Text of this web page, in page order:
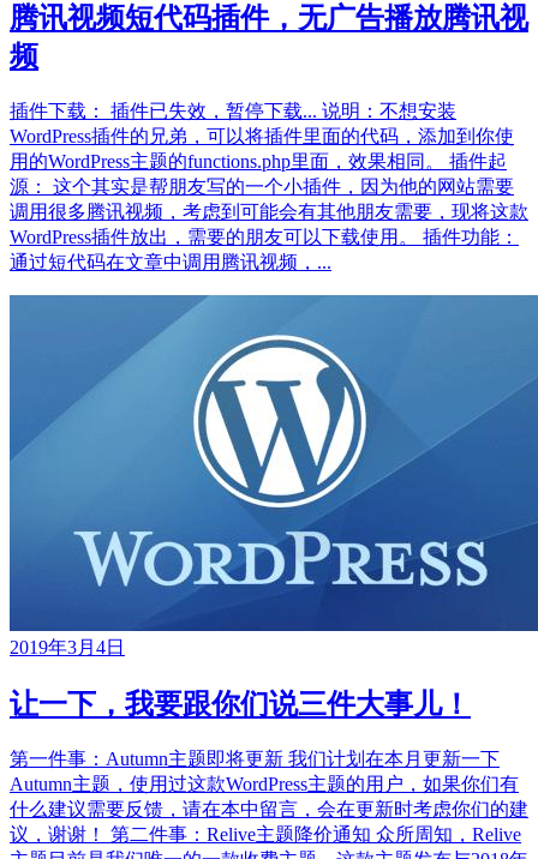
腾讯视频短代码插件，无广告播放腾讯视
频
插件下载： 插件已失效，暂停下载... 说明：不想安装
WordPress插件的兄弟，可以将插件里面的代码，添加到你使
用的WordPress主题的functions.php里面，效果相同。 插件起
源： 这个其实是帮朋友写的一个小插件，因为他的网站需要
调用很多腾讯视频，考虑到可能会有其他朋友需要，现将这款
WordPress插件放出，需要的朋友可以下载使用。 插件功能：
通过短代码在文章中调用腾讯视频，...
2019年3月4日
让一下，我要跟你们说三件大事儿！
第一件事：Autumn主题即将更新 我们计划在本月更新一下
Autumn主题，使用过这款WordPress主题的用户，如果你们有
什么建议需要反馈，请在本中留言，会在更新时考虑你们的建
议，谢谢！ 第二件事：Relive主题降价通知 众所周知，Relive